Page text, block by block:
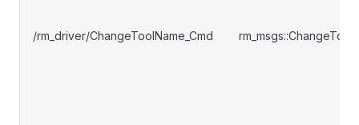
/rm_driver/ChangeToolName_Cmd